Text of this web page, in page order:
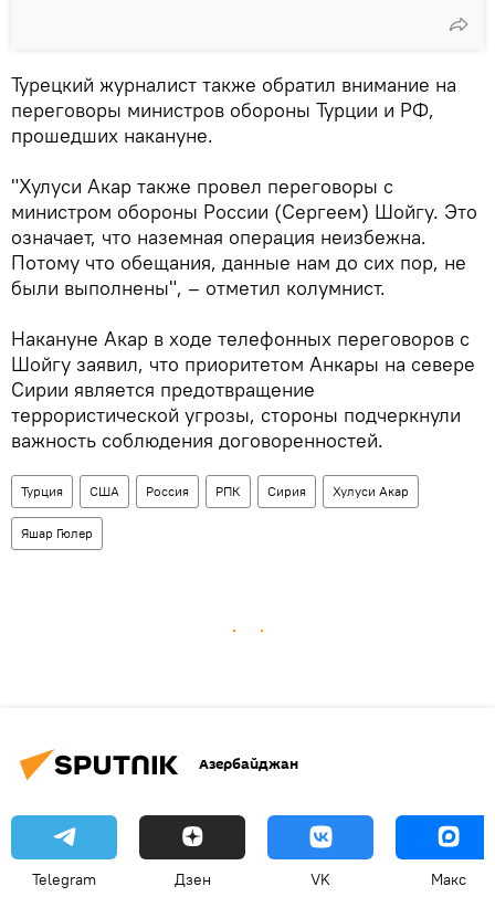
Турецкий журналист также обратил внимание на
переговоры министров обороны Турции и РФ,
прошедших накануне.
"Хулуси Акар также провел переговоры с
министром обороны России (Сергеем) Шойгу. Это
означает, что наземная операция неизбежна.
Потому что обещания, данные нам до сих пор, не
были выполнены", – отметил колумнист.
Накануне Акар в ходе телефонных переговоров с
Шойгу заявил, что приоритетом Анкары на севере
Сирии является предотвращение
террористической угрозы, стороны подчеркнули
важность соблюдения договоренностей.
Турция США Россия РПК Сирия Хулуси Акар
Яшар Гюлер
Азербайджан
Telegram Дзен VK Макс